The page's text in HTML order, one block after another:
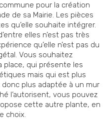
pour la création
de sa Mairie. Les pièces
qu’elle souhaite intégrer.
elles n’est pas très
qu’elle n’est pas du
Vous souhaitez
place, qui présente les
mais qui est plus
plus adaptée à un mur
l’autorisent, vous pouvez
cette autre plante, en
choix.